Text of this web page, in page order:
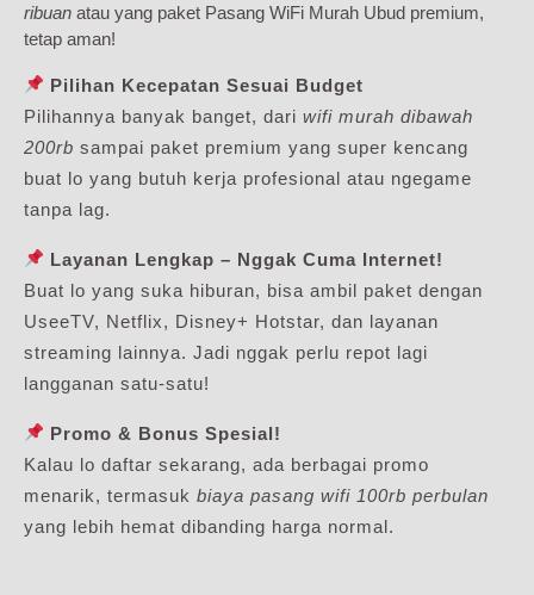
ribuan atau yang paket Pasang WiFi Murah Ubud premium,
tetap aman!
Pilihan Kecepatan Sesuai Budget
Pilihannya banyak banget, dari wifi murah dibawah
200rb sampai paket premium yang super kencang
buat lo yang butuh kerja profesional atau ngegame
tanpa lag.
Layanan Lengkap – Nggak Cuma Internet!
Buat lo yang suka hiburan, bisa ambil paket dengan
UseeTV, Netflix, Disney+ Hotstar, dan layanan
streaming lainnya. Jadi nggak perlu repot lagi
langganan satu-satu!
Promo & Bonus Spesial!
Kalau lo daftar sekarang, ada berbagai promo
menarik, termasuk biaya pasang wifi 100rb perbulan
yang lebih hemat dibanding harga normal.